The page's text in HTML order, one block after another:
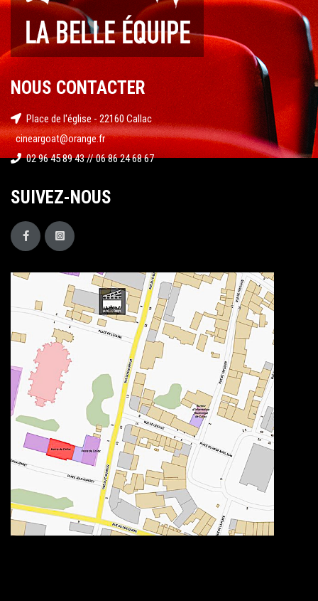
NOUS CONTACTER
Place de l'église - 22160 Callac
cineargoat@orange.fr
02 96 45 89 43 // 06 86 24 68 67
SUIVEZ-NOUS